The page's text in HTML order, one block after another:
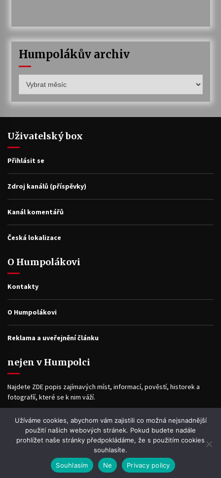
Humpolákův archiv
archiv
Uživatelský box
Přihlásit se
Zdroj kanálů (příspěvky)
Kanál komentářů
Česká lokalizace
O Humpolákovi
Kontakty
O Humpolákovi
Reklama a uveřejnění článku
nejen v Humpolci
Najdete ZDE popis zajímavých míst, informací, pověstí, historek a
fotografíí, které se k nim váží.
Facebook
Užíváme cookies, abychom vám zajistili co možná nejsnadnější
použití našich webových stránek. Pokud budete nadále
prohlížet naše stránky předpokládáme, že s použitím cookies
souhlasíte.
Souhlasím
Ne Privacy policy